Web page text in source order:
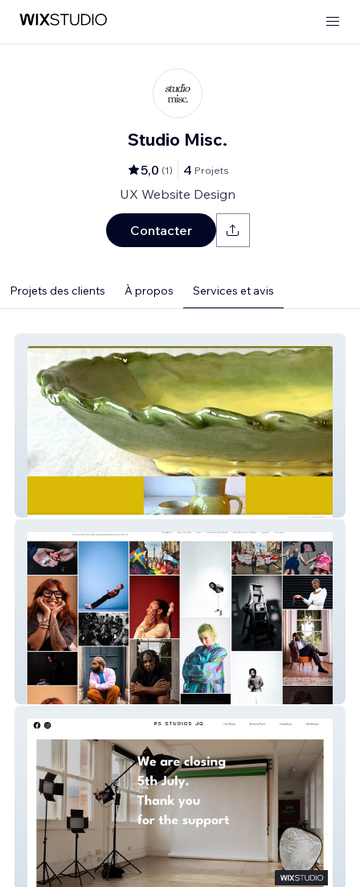
Studio Misc.
5,0 (1) 4 Projets
UX Website Design
Contacter
Projets des clients À propos Services et avis
Paul Stringer
PS Studios